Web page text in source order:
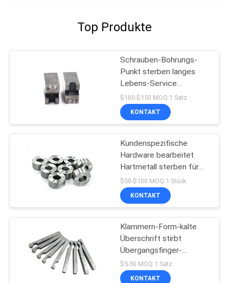
Top Produkte
Schrauben-Bohrungs-
Punkt sterben langes
Lebens-Service
Höhenflossenstation
schraubt Bohrungs-
Würfel
$100-$150 MOQ:1 Satz
KONTAKT
Kundenspezifische
Hardware bearbeitet
Hartmetall sterben für
Schrauben-Formen
$50-$100 MOQ:1 Stück
KONTAKT
Klammern-Form-kalte
Überschrift stirbt
Übergangsfinger-
Werkzeugmaschinen
$5-50 MOQ:1 Satz
KONTAKT